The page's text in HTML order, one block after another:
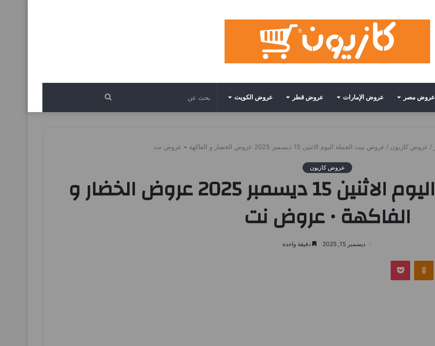
عروض مصر عروض الإمارات عروض قطر عروض الكويت بحث
/ عروض كازيون / عروض بيت الجملة اليوم الاثنين 15 ديسمبر 2025 عروض الخضار و الفاكهة • عروض نت
عروض كازيون
عروض بيت الجملة اليوم الاثنين 15 ديسمبر 2025 عروض الخضار و
الفاكهة • عروض نت
ديسمبر 15, 2025 دقيقة واحدة
Odnoklassniki
بوكيت